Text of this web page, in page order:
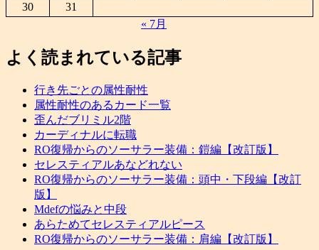
30
31
« 7月
よく読まれている記事
行き先ごとの属性耐性
属性耐性のあるカード一覧
歪んだブリミル2階
カーディナルに転職
RO復帰からのソーサラー装備：鎧編【改訂版】
セレスティアルあなどれない
RO復帰からのソーサラー装備：頭中・下段編【改訂
版】
Mdefの悩みと中段
あらためてセレスティアルピース
RO復帰からのソーサラー装備：肩編【改訂版】